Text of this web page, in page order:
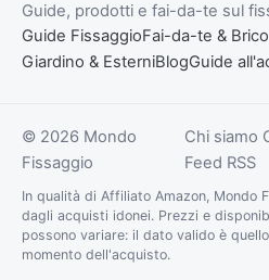
Guide, prodotti e fai-da-te sul
Guide FissaggioFai-da-te &
Giardino & EsterniBlogGuide
© 2026 Mondo
Fissaggio
Chi siamo
Feed RSS
In qualità di Affiliato Amazon, Mondo
dagli acquisti idonei. Prezzi e
possono variare: il dato valido è
momento dell'acquisto.